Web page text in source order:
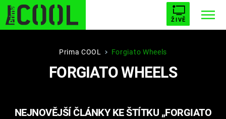
ŽIVĚ
STARHOUSE BUFFY, PŘEMOŽITELKA UPÍRŮ
PLNEJ KOTEL AVENGERS 5
Prima COOL Forgiato Wheels
FORGIATO WHEELS
NEJNOVĚJŠÍ ČLÁNKY KE ŠTÍTKU „FORGIATO